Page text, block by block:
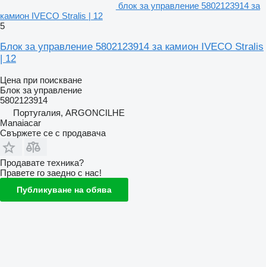
блок за управление 5802123914 за
камион IVECO Stralis | 12
5
Блок за управление 5802123914 за камион IVECO Stralis
| 12
Цена при поискване
Блок за управление
5802123914
Португалия, ARGONCILHE
Manaiacar
Свържете се с продавача
Продавате техника?
Правете го заедно с нас!
Публикуване на обява